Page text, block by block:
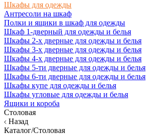
Шкафы для одежды
Антресоли на шкаф
Полки и ящики в шкаф для одежды
Шкаф 1-дверный для одежды и белья
Шкафы 2-х дверные для одежды и белья
Шкафы 3-х дверные для одежды и белья
Шкафы 4-х дверные для одежды и белья
Шкафы 5-ти дверные для одежды и белья
Шкафы 6-ти дверные для одежды и белья
Шкафы купе для одежды и белья
Шкафы угловые для одежды и белья
Ящики и короба
Столовая
Назад
Каталог/Столовая